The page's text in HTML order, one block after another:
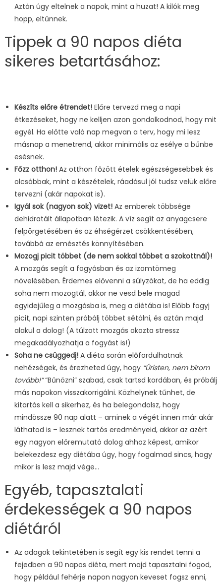
Aztán úgy eltelnek a napok, mint a huzat! A kilók meg
hopp, eltűnnek.
Tippek a 90 napos diéta
sikeres betartásához:
Készíts előre étrendet!Előre tervezd meg a napi
étkezéseket, hogy ne kelljen azon gondolkodnod, hogy mit
egyél. Ha előtte való nap megvan a terv, hogy mi lesz
másnap a menetrend, akkor minimális az esélye a bűnbe
esésnek.
Főzz otthon!Az otthon főzött ételek egészségesebbek és
olcsóbbak, mint a készételek, ráadásul jól tudsz velük előre
tervezni (akár napokat is).
Igyál sok (nagyon sok) vizet!Az emberek többsége
dehidratált állapotban létezik. A víz segít az anyagcsere
felpörgetésében és az éhségérzet csökkentésében,
továbbá az emésztés könnyítésében.
Mozogj picit többet (de nem sokkal többet a szokottnál)!
A mozgás segít a fogyásban és az izomtömeg
növelésében. Érdemes elővenni a súlyzókat, de ha eddig
soha nem mozogtál, akkor ne vesd bele magad
egyidejűleg a mozgásba is, meg a diétába is! Előbb fogyj
picit, napi szinten próbálj többet sétálni, és aztán majd
alakul a dolog! (A túlzott mozgás okozta stressz
megakadályozhatja a fogyást is!)
Soha ne csüggedj!A diéta során előfordulhatnak
nehézségek, és érezheted úgy, hogy “Úristen, nem bírom
tovább!”“Bűnözni” szabad, csak tartsd kordában, és próbálj
más napokon visszakorrigálni. Közhelynek tűnhet, de
kitartás kell a sikerhez, és ha belegondolsz, hogy
mindössze 90 nap alatt – aminek a végét innen már akár
láthatod is – lesznek tartós eredményeid, akkor az azért
egy nagyon előremutató dolog ahhoz képest, amikor
belekezdesz egy diétába úgy, hogy fogalmad sincs, hogy
mikor is lesz majd vége…
Egyéb, tapasztalati
érdekességek a 90 napos
diétáról
Az adagok tekintetében is segít egy kis rendet tenni a
fejedben a 90 napos diéta, mert majd tapasztalni fogod,
hogy például fehérje napon nagyon keveset fogsz enni,